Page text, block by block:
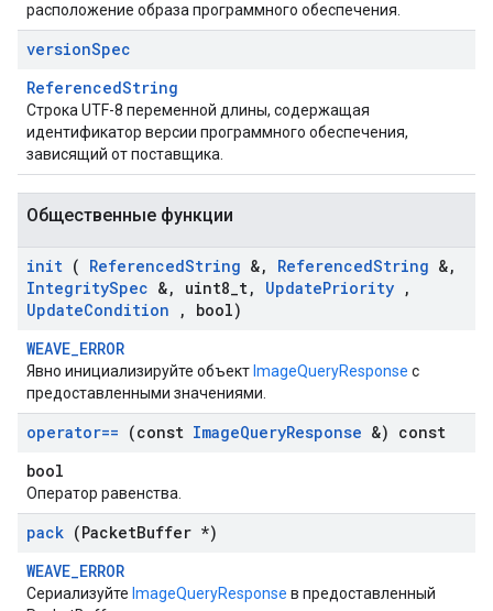
расположение образа программного обеспечения.
versionSpec
ReferencedString
Строка UTF-8 переменной длины, содержащая
идентификатор версии программного обеспечения,
зависящий от поставщика.
Общественные функции
init ( ReferencedString &, ReferencedString &,
IntegritySpec &, uint8 t, UpdatePriority ,
UpdateCondition ,
bool)
WEAVE_ERROR
Явно инициализируйте объект ImageQueryResponse с
предоставленными значениями.
operator== (const ImageQueryResponse &) const
bool
Оператор равенства.
pack (PacketBuffer *)
WEAVE_ERROR
Сериализуйте ImageQueryResponse в предоставленный